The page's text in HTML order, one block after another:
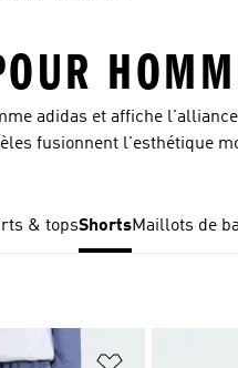
adidas et affiche
fusionnent l'esthétique
de mouvement
ton sport de prédilection,
article indispensable est
Parcours tous nos
& topsShortsMaillots de
Ajouter à la